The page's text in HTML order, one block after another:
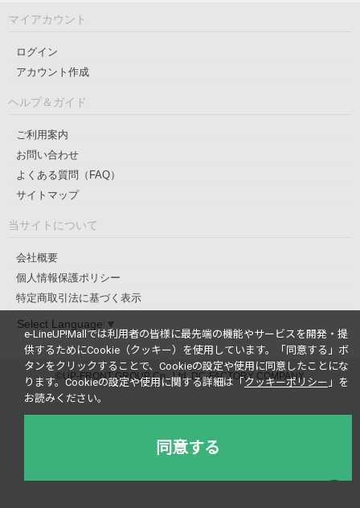
マイアカウント
ログイン
アカウント作成
ヘルプ＆ガイド
ご利用案内
お問い合わせ
よくある質問（FAQ）
サイトマップ
当サイトについて
会社概要
個人情報保護ポリシー
特定商取引法に基づく表示
Select Language ▼
©UP-FRONT GROUP Co., Ltd. DC-FACTORY COMPANY
e-LineUP!Mallでは利用者の皆様に最先端の機能やサービスを開発・提
供するためにCookie（クッキー）を使用しています。
「同意する」ボ
タンをクリックすることで、Cookieの設定や使用に同意したことにな
ります。Cookieの設定や使用に関する詳細は「 クッキーポリシー 」を
お読みください。
同意する